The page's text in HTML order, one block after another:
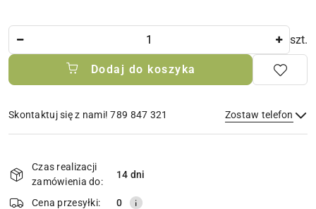
szt.
Dodaj do koszyka
Skontaktuj się z nami! 789 847 321 Zostaw telefon
Wyślij
dostawa
Czas realizacji
zamówienia do:
14 dni
Cena przesyłki: 0